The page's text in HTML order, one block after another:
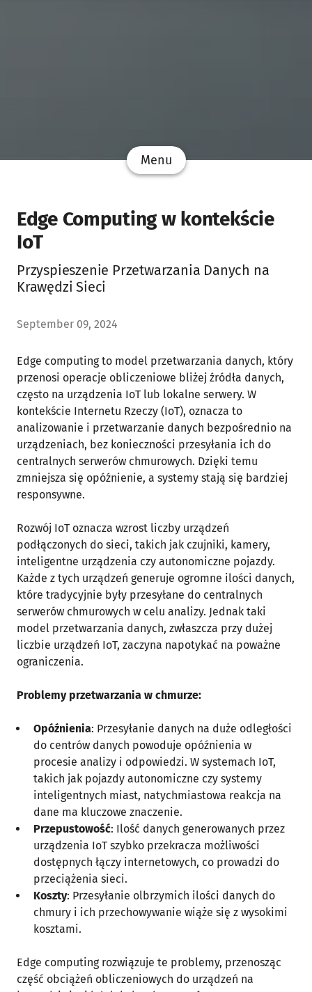
Menu
Edge Computing w kontekście
IoT
Przyspieszenie Przetwarzania Danych na
Krawędzi Sieci
September 09, 2024
Edge computing to model przetwarzania danych, który
przenosi operacje obliczeniowe bliżej źródła danych,
często na urządzenia IoT lub lokalne serwery. W
kontekście Internetu Rzeczy (IoT), oznacza to
analizowanie i przetwarzanie danych bezpośrednio na
urządzeniach, bez konieczności przesyłania ich do
centralnych serwerów chmurowych. Dzięki temu
zmniejsza się opóźnienie, a systemy stają się bardziej
responsywne.
Rozwój IoT oznacza wzrost liczby urządzeń
podłączonych do sieci, takich jak czujniki, kamery,
inteligentne urządzenia czy autonomiczne pojazdy.
Każde z tych urządzeń generuje ogromne ilości danych,
które tradycyjnie były przesyłane do centralnych
serwerów chmurowych w celu analizy. Jednak taki
model przetwarzania danych, zwłaszcza przy dużej
liczbie urządzeń IoT, zaczyna napotykać na poważne
ograniczenia.
Problemy przetwarzania w chmurze:
Opóźnienia: Przesyłanie danych na duże odległości
do centrów danych powoduje opóźnienia w
procesie analizy i odpowiedzi. W systemach IoT,
takich jak pojazdy autonomiczne czy systemy
inteligentnych miast, natychmiastowa reakcja na
dane ma kluczowe znaczenie.
Przepustowość: Ilość danych generowanych przez
urządzenia IoT szybko przekracza możliwości
dostępnych łączy internetowych, co prowadzi do
przeciążenia sieci.
Koszty: Przesyłanie olbrzymich ilości danych do
chmury i ich przechowywanie wiąże się z wysokimi
kosztami.
Edge computing rozwiązuje te problemy, przenosząc
część obciążeń obliczeniowych do urządzeń na